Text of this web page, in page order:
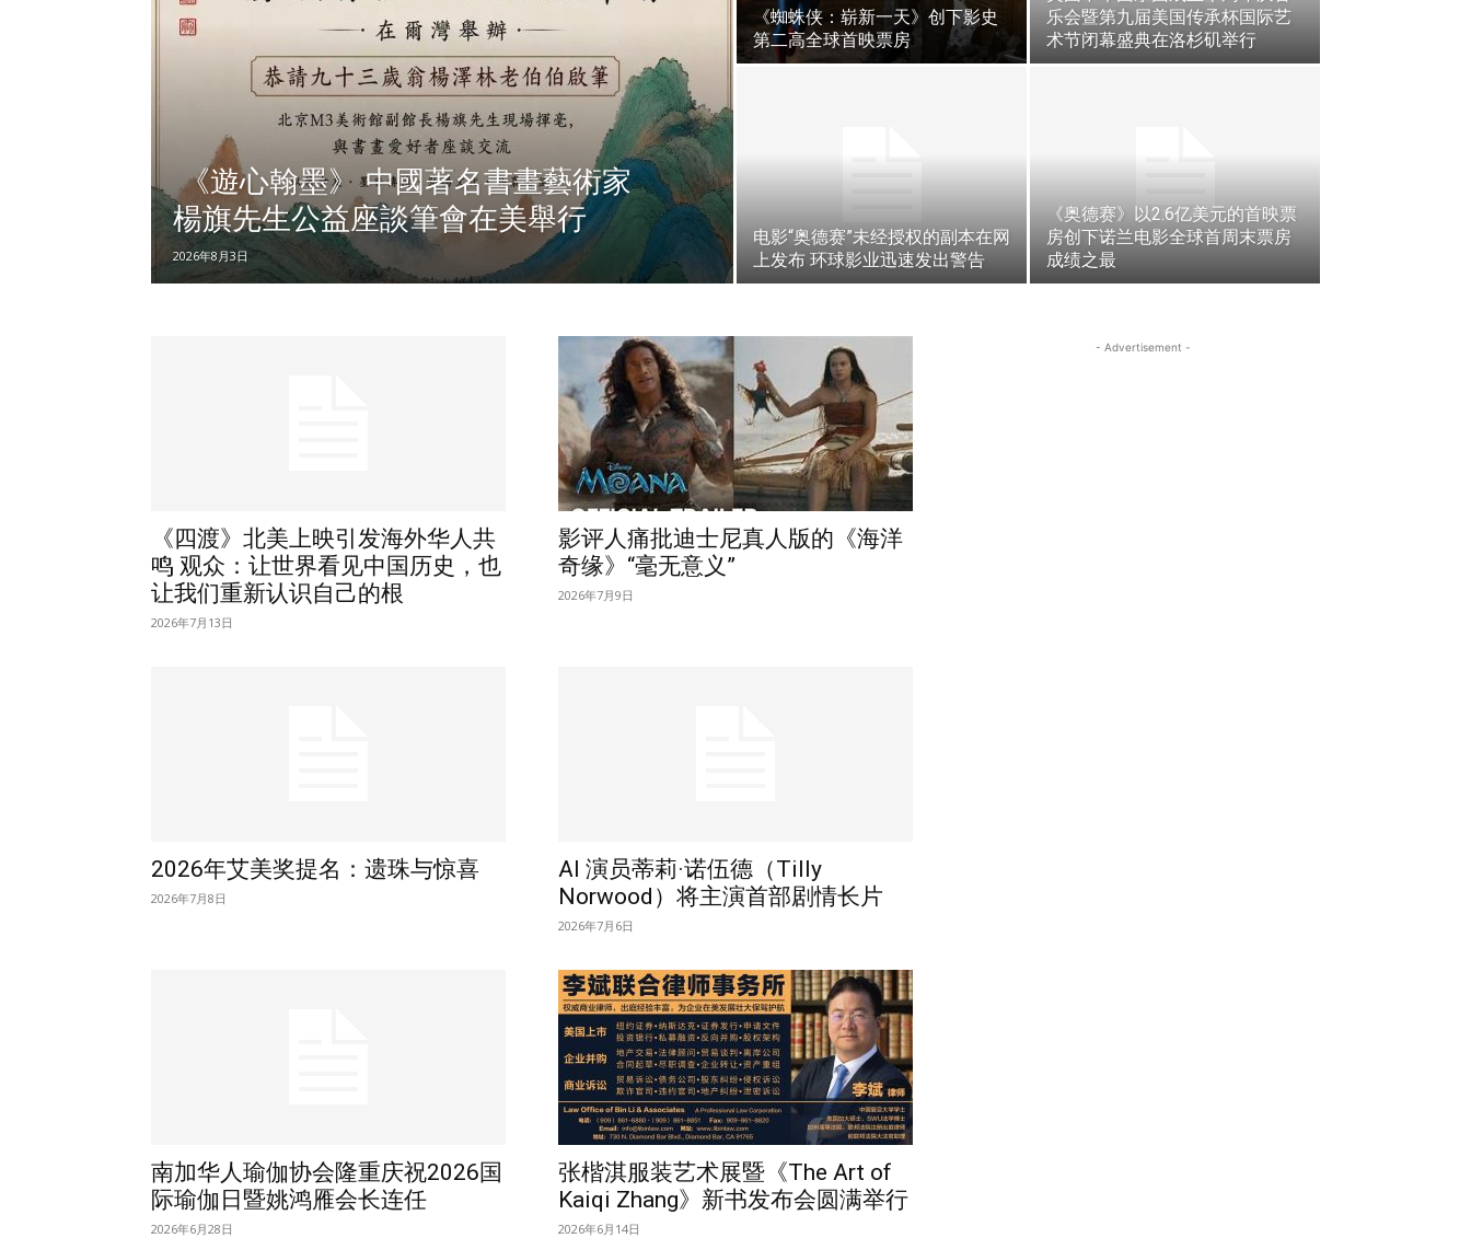
《遊心翰墨》 中國著名書畫藝術家
楊旗先生公益座談筆會在美舉行
2026年8月3日
《蜘蛛侠：崭新一天》创下影史
第二高全球首映票房
乐会暨第九届美国传承杯国际艺
术节闭幕盛典在洛杉矶举行
电影“奥德赛”未经授权的副本在网
上发布 环球影业迅速发出警告
《奥德赛》以2.6亿美元的首映票
房创下诺兰电影全球首周末票房
成绩之最
《四渡》北美上映引发海外华人共
鸣 观众：让世界看见中国历史，也
让我们重新认识自己的根
2026年7月13日
影评人痛批迪士尼真人版的《海洋
奇缘》“毫无意义”
2026年7月9日
2026年艾美奖提名：遗珠与惊喜
2026年7月8日
AI 演员蒂莉·诺伍德（Tilly
Norwood）将主演首部剧情长片
2026年7月6日
南加华人瑜伽协会隆重庆祝2026国
际瑜伽日暨姚鸿雁会长连任
2026年6月28日
张楷淇服装艺术展暨《The Art of
Kaiqi Zhang》新书发布会圆满举行
2026年6月14日
- Advertisement -